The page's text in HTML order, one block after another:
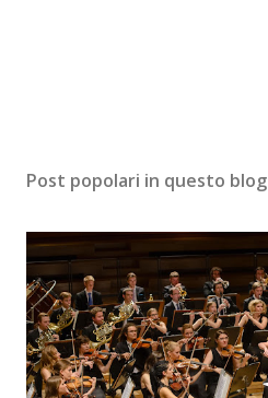
Post popolari in questo blog